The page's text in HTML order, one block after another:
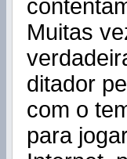
Muitas
ditador
com o
para